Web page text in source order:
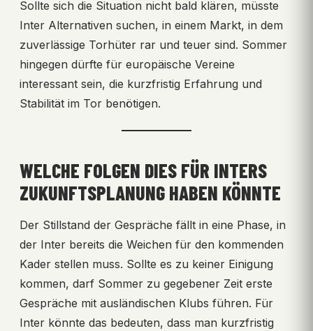
Sollte sich die Situation nicht bald klären, müsste
Inter Alternativen suchen, in einem Markt, in dem
zuverlässige Torhüter rar und teuer sind. Sommer
hingegen dürfte für europäische Vereine
interessant sein, die kurzfristig Erfahrung und
Stabilität im Tor benötigen.
WELCHE FOLGEN DIES FÜR INTERS
ZUKUNFTSPLANUNG HABEN KÖNNTE
Der Stillstand der Gespräche fällt in eine Phase, in
der Inter bereits die Weichen für den kommenden
Kader stellen muss. Sollte es zu keiner Einigung
kommen, darf Sommer zu gegebener Zeit erste
Gespräche mit ausländischen Klubs führen. Für
Inter könnte das bedeuten, dass man kurzfristig